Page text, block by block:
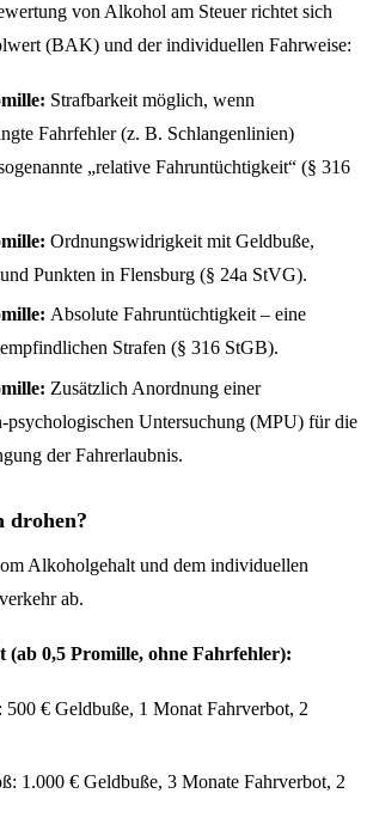
von Alkohol am Steuer richtet sich
(BAK) und der individuellen Fahrweise:
Strafbarkeit möglich, wenn
Fahrfehler (z. B. Schlangenlinien)
„relative Fahruntüchtigkeit“ (§ 316
Ordnungswidrigkeit mit Geldbuße,
Punkten in Flensburg (§ 24a StVG).
Absolute Fahruntüchtigkeit – eine
Strafen (§ 316 StGB).
Zusätzlich Anordnung einer
psychologischen Untersuchung (MPU) für die
der Fahrerlaubnis.
drohen?
Alkoholgehalt und dem individuellen
ab.
0,5 Promille, ohne Fahrfehler):
500 € Geldbuße, 1 Monat Fahrverbot, 2
1.000 € Geldbuße, 3 Monate Fahrverbot, 2